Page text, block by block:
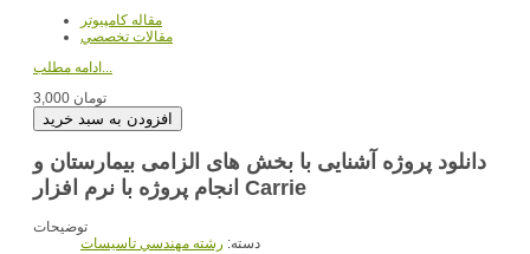
مقاله کامپیوتر
مقالات تخصصي
ادامه مطلب...
3,000 تومان
دانلود پروژه آشنایی با بخش های الزامی بیمارستان و
انجام پروژه با نرم افزار Carrie
توضیحات
دسته: رشته مهندسي تاسيسات